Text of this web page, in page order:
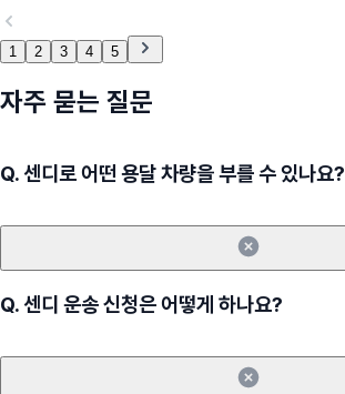
1 2 3 4 5
자주 묻는 질문
Q.센디로 어떤 용달 차량을 부를 수 있나요?
Q.센디 운송 신청은 어떻게 하나요?